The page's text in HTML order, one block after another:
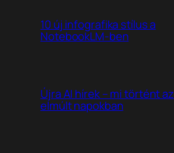
10 új infografika stílus a
NotebookLM-ben
Újra AI hírek – mi történt az
elmúlt napokban